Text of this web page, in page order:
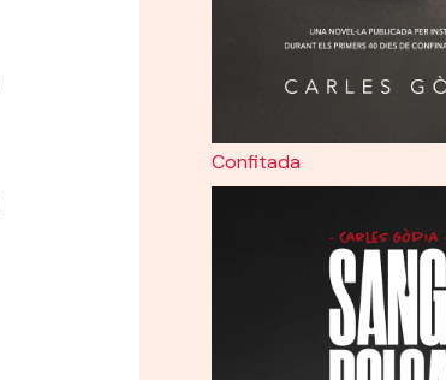
Confitada